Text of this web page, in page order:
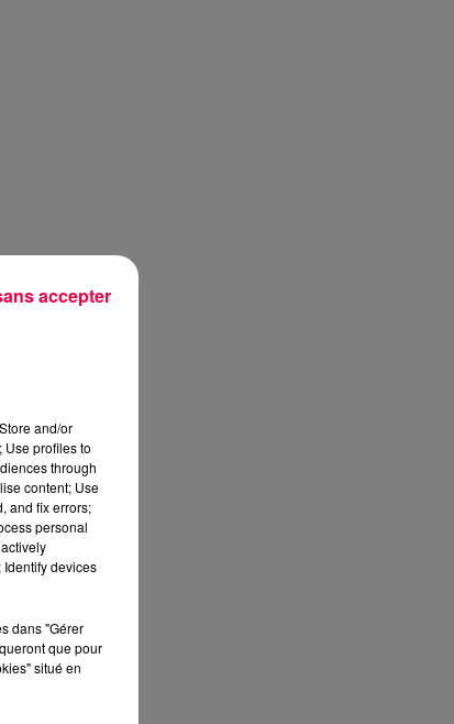
and/or
profiles to
through
content; Use
and fix errors;
personal
devices
dans "Gérer
que pour
situé en
accepter